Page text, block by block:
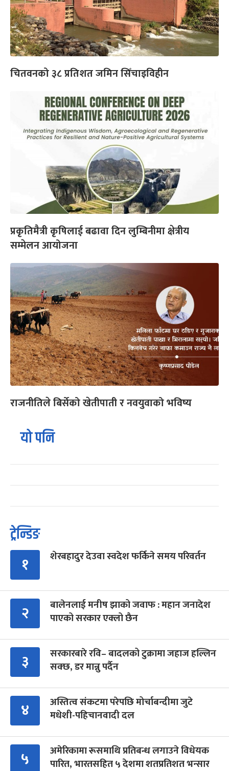
चितवनको ३८ प्रतिशत जमिन सिँचाइविहीन
प्रकृतिमैत्री कृषिलाई बढावा दिन लुम्बिनीमा क्षेत्रीय
सम्मेलन आयोजना
राजनीतिले बिर्सेको खेतीपाती र नवयुवाको भविष्य
यो पनि
ट्रेन्डिङ
१ शेरबहादुर देउवा स्वदेश फर्किने समय परिवर्तन
२
बालेनलाई मनीष झाको जवाफ : महान जनादेश
पाएको सरकार एक्लो छैन
३
सरकारबारे रवि– बादलको टुक्रामा जहाज हल्लिन
सक्छ, डर मान्नु पर्दैन
४
अस्तित्व संकटमा परेपछि मोर्चाबन्दीमा जुटे
मधेशी-पहिचानवादी दल
५
अमेरिकामा रूसमाथि प्रतिबन्ध लगाउने विधेयक
पारित, भारतसहित ५ देशमा शतप्रतिशत भन्सार